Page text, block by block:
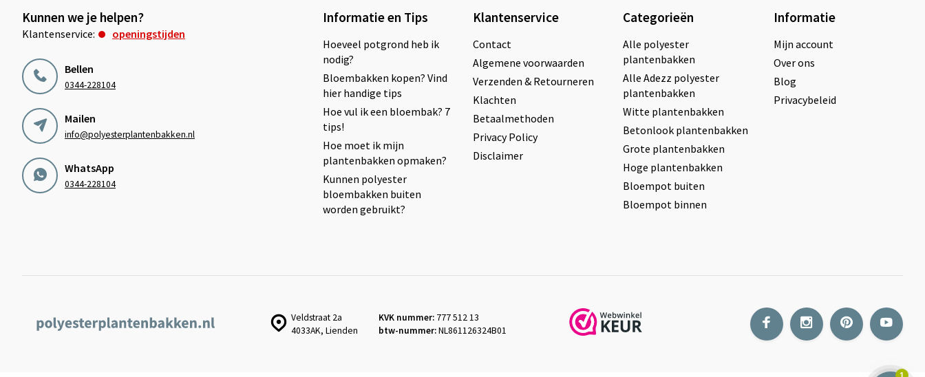
Kunnen we je helpen?
Klantenservice: openingstijden
Bellen
0344-228104
Mailen
info@polyesterplantenbakken.nl
WhatsApp
0344-228104
Informatie en Tips
Hoeveel potgrond heb ik
nodig?
Bloembakken kopen? Vind
hier handige tips
Hoe vul ik een bloembak? 7
tips!
Hoe moet ik mijn
plantenbakken opmaken?
Kunnen polyester
bloembakken buiten
worden gebruikt?
Klantenservice
Contact
Algemene voorwaarden
Verzenden & Retourneren
Klachten
Betaalmethoden
Privacy Policy
Disclaimer
Categorieën
Alle polyester
plantenbakken
Alle Adezz polyester
plantenbakken
Witte plantenbakken
Betonlook plantenbakken
Grote plantenbakken
Hoge plantenbakken
Bloempot buiten
Bloempot binnen
Informatie
Mijn account
Over ons
Blog
Privacybeleid
Veldstraat 2a
4033AK, Lienden
KVK nummer: 777 512 13
btw-nummer:NL861126324B01